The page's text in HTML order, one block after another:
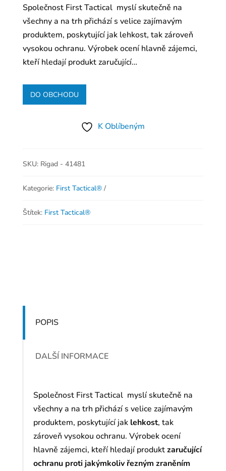
Společnost First Tactical myslí skutečně na
všechny a na trh přichází s velice zajímavým
produktem, poskytující jak lehkost, tak zároveň
vysokou ochranu. Výrobek ocení hlavně zájemci,
kteří hledají produkt zaručující…
DO OBCHODU
K Oblíbeným
SKU: Rigad - 41481
Kategorie: First Tactical®
Štítek: First Tactical®
POPIS
DALŠÍ INFORMACE
Společnost First Tactical myslí skutečně na
všechny a na trh přichází s velice zajímavým
produktem, poskytující jak lehkost, tak
zároveň vysokou ochranu. Výrobek ocení
hlavně zájemci, kteří hledají produktzaručující
ochranu proti jakýmkoliv řezným zraněním